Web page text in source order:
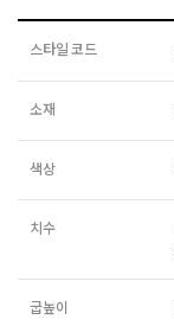
스타일 코드
소재
색상
치수
굽높이